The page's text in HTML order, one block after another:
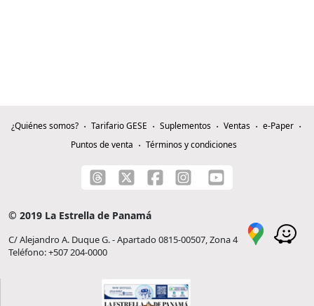
¿Quiénes somos? Tarifario GESE Suplementos Ventas
e-Paper
Puntos de venta
Términos y condiciones
© 2019 La Estrella de Panamá
C/ Alejandro A. Duque G. - Apartado 0815-00507, Zona 4
Teléfono: +507 204-0000